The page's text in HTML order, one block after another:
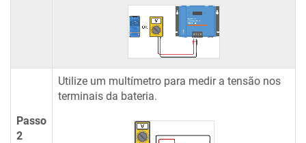
Passo
2
Utilize um multímetro para medir a tensão nos
terminais da bateria.